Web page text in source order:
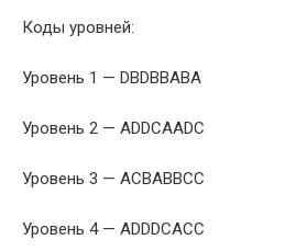
Коды уровней:
Уровень 1 — DBDBBABA
Уровень 2 — ADDCAADC
Уровень 3 — ACBABBCC
Уровень 4 — ADDDCACC